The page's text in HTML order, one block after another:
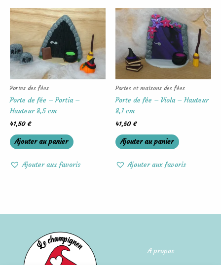
Portes des fées
Porte de fée – Portia –
Hauteur 8,5 cm
41,50 €
Ajouter au panier
Ajouter aux favoris
Portes et maisons des fées
Porte de fée – Viola – Hauteur
8,1 cm
41,50 €
Ajouter au panier
Ajouter aux favoris
A propos